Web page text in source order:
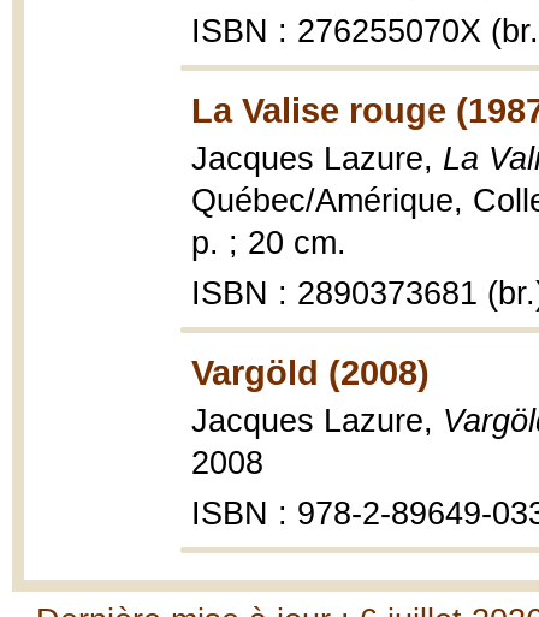
ISBN : 276255070X
La Valise rouge
Jacques Lazure, La
Québec/Amérique,
p. ; 20 cm.
ISBN : 2890373681
Vargöld (2008)
Jacques Lazure,
2008
ISBN : 978-2-89649-